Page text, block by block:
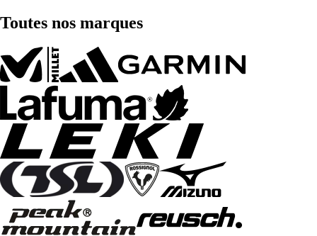
Toutes nos marques